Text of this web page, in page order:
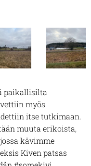
paikallisilta
myös
itse tutkimaan.
muuta erikoista,
kävimme
Kiven patsas